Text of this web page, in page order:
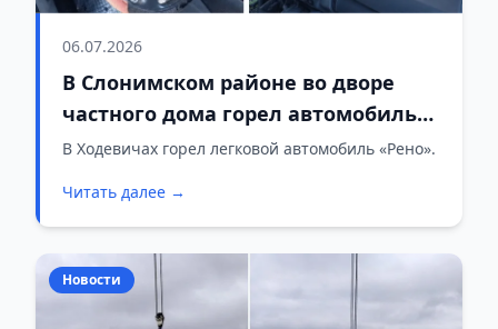
06.07.2026
В Слонимском районе во дворе
частного дома горел автомобиль
«Рено»
В Ходевичах горел легковой автомобиль «Рено».
Читать далее →
Новости